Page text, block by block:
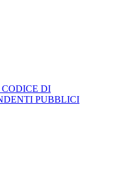
DI
PUBBLICI